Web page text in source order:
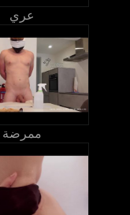
عري
ممرضة